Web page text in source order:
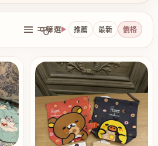
篩選 推薦 最新 價格